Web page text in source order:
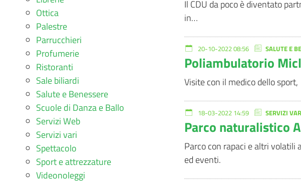
Il CDU da poco è diventato
in…
20-10-2022 08:56 SALUTE E
Poliambulatorio
Visite con il medico dello
18-03-2022 14:59 SERVIZI
Parco naturalistico
Parco con rapaci e altri volatili
ed eventi.
Ottica
Palestre
Parrucchieri
Profumerie
Ristoranti
Sale biliardi
Salute e Benessere
Scuole di Danza e Ballo
Servizi Web
Servizi vari
Spettacolo
Sport e attrezzature
Videonoleggi